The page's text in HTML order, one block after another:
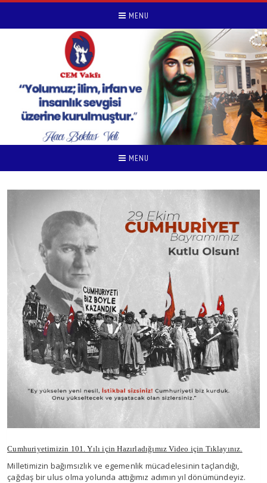
MENU
MENU
Cumhuriyetimizin 101. Yılı için Hazırladığımız Video için Tıklayınız.
Milletimizin bağımsızlık ve egemenlik mücadelesinin taçlandığı,
çağdaş bir ulus olma yolunda attığımız adımın yıl dönümündeyiz.